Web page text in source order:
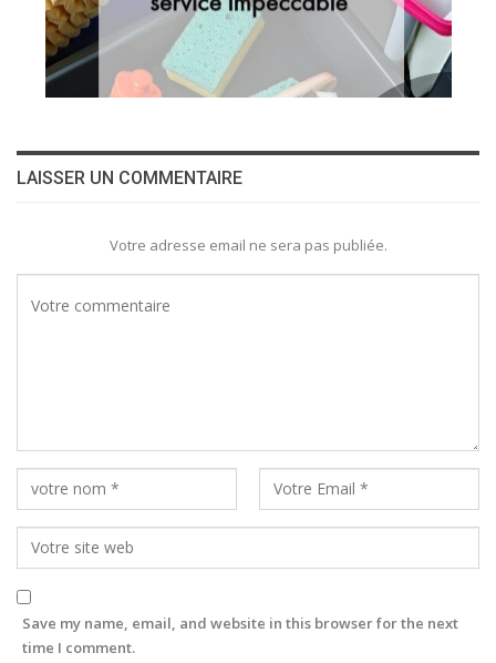
LAISSER UN COMMENTAIRE
Votre adresse email ne sera pas publiée.
Save my name, email, and website in this browser for the next
time I comment.